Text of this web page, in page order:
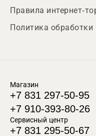
Правила интернет-
Политика
Магазин
+7 831 297-50-95
+7 910-393-80-26
Сервисный центр
+7 831 295-50-67